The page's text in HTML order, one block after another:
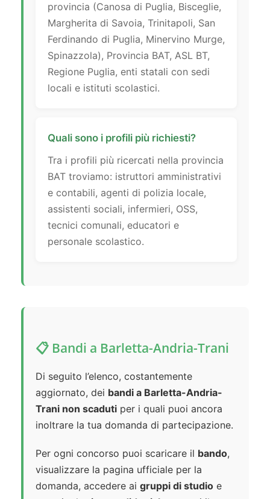
provincia (Canosa di Puglia, Bisceglie,
Margherita di Savoia, Trinitapoli, San
Ferdinando di Puglia, Minervino Murge,
Spinazzola), Provincia BAT, ASL BT,
Regione Puglia, enti statali con sedi
locali e istituti scolastici.
Quali sono i profili più richiesti?
Tra i profili più ricercati nella provincia
BAT troviamo: istruttori amministrativi
e contabili, agenti di polizia locale,
assistenti sociali, infermieri, OSS,
tecnici comunali, educatori e
personale scolastico.
📋 Bandi a Barletta-Andria-Trani
Di seguito l’elenco, costantemente
aggiornato, dei bandi a Barletta-Andria-
Trani non scaduti per i quali puoi ancora
inoltrare la tua domanda di partecipazione.
Per ogni concorso puoi scaricare il bando,
visualizzare la pagina ufficiale per la
domanda, accedere ai gruppi di studio e